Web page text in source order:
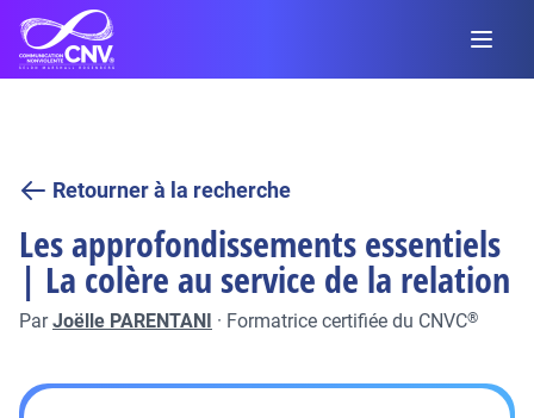
Retourner à la recherche
Les approfondissements essentiels
| La colère au service de la relation
ParJoëlle PARENTANI · Formatrice certifiée du CNVC®